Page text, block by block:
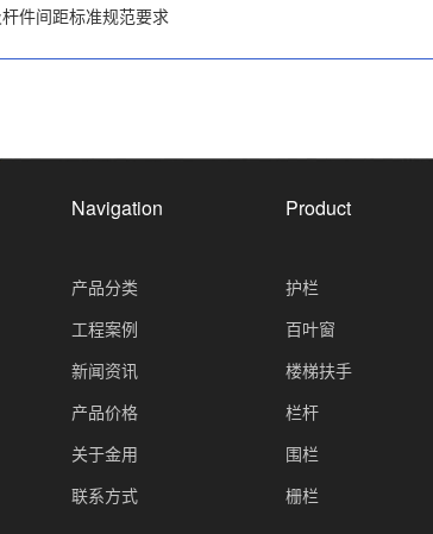
件间距标准规范要求
Navigation Product
产品分类
工程案例
新闻资讯
产品价格
关于金用
联系方式
护栏
百叶窗
楼梯扶手
栏杆
围栏
栅栏